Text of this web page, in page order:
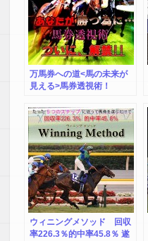
万馬券への道<馬の未来が
見える>馬券透視術！
ウィニングメソッド 回収
率226.3％的中率45.8％ 遂